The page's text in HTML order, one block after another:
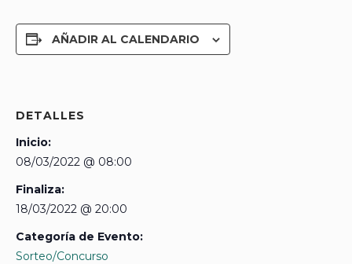
AÑADIR AL CALENDARIO
DETALLES
Inicio:
08/03/2022 @ 08:00
Finaliza:
18/03/2022 @ 20:00
Categoría de Evento:
Sorteo/Concurso